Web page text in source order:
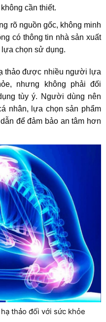
cần thiết.
rõ nguồn gốc, không minh
có thông tin nhà sản xuất
lựa chọn sử dụng.
thảo được nhiều người lựa
nhưng không phải đối
tùy ý. Người dùng nên
nhân, lựa chọn sản phẩm
để đảm bảo an tâm hơn
thảo đối với sức khỏe